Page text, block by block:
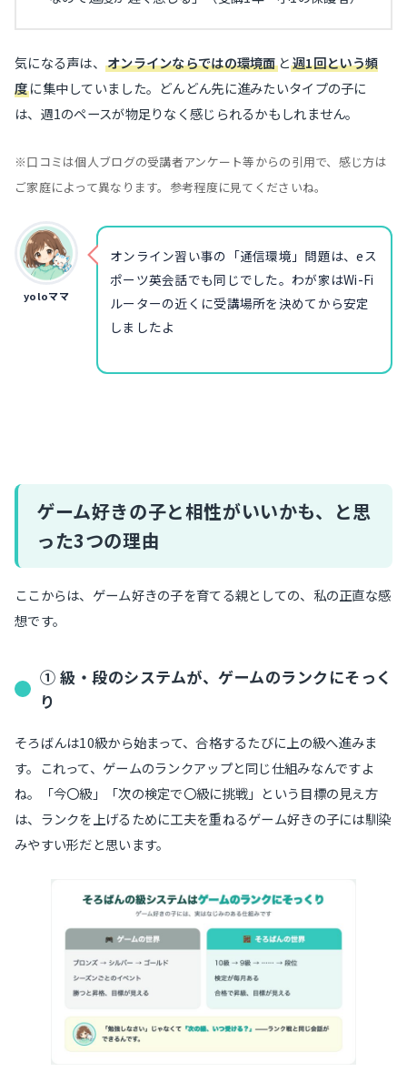
気になる声は、オンラインならではの環境面と週1回という頻
度に集中していました。どんどん先に進みたいタイプの子に
は、週1のペースが物足りなく感じられるかもしれません。
※口コミは個人ブログの受講者アンケート等からの引用で、感じ方は
ご家庭によって異なります。参考程度に見てくださいね。
yoloママ
オンライン習い事の「通信環境」問題は、eス
ポーツ英会話でも同じでした。わが家はWi-Fi
ルーターの近くに受講場所を決めてから安定
しましたよ
ゲーム好きの子と相性がいいかも、と思
った3つの理由
ここからは、ゲーム好きの子を育てる親としての、私の正直な感
想です。
① 級・段のシステムが、ゲームのランクにそっく
り
そろばんは10級から始まって、合格するたびに上の級へ進みま
す。これって、ゲームのランクアップと同じ仕組みなんですよ
ね。「今〇級」「次の検定で〇級に挑戦」という目標の見え方
は、ランクを上げるために工夫を重ねるゲーム好きの子には馴染
みやすい形だと思います。